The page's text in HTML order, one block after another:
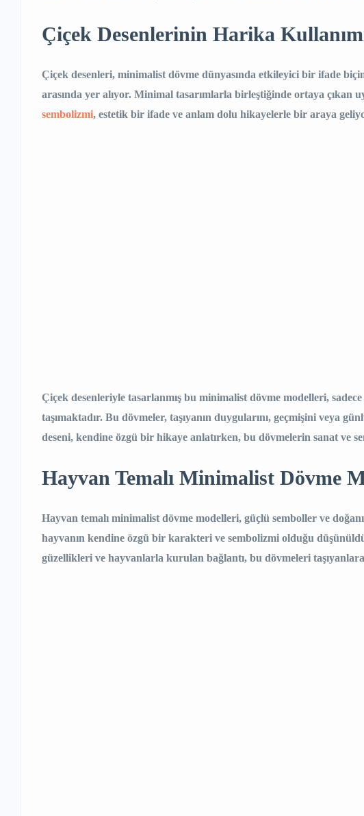
Çiçek Desenlerinin Harika
Çiçek desenleri, minimalist dövme dünyasında etkileyici bir ifade
arasında yer alıyor. Minimal tasarımlarla birleştiğinde ortaya çıkan
sembolizmi, estetik bir ifade ve anlam dolu hikayelerle bir araya
Çiçek desenleriyle tasarlanmış bu minimalist dövme modelleri,
taşımaktadır. Bu dövmeler, taşıyanın duygularını, geçmişini veya
deseni, kendine özgü bir hikaye anlatırken, bu dövmelerin sanat ve
Hayvan Temalı Minimalist Dövme
Hayvan temalı minimalist dövme modelleri, güçlü semboller ve
hayvanın kendine özgü bir karakteri ve sembolizmi olduğu
güzellikleri ve hayvanlarla kurulan bağlantı, bu dövmeleri